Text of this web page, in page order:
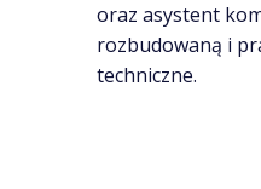
oraz asystent
rozbudowaną i
techniczne.